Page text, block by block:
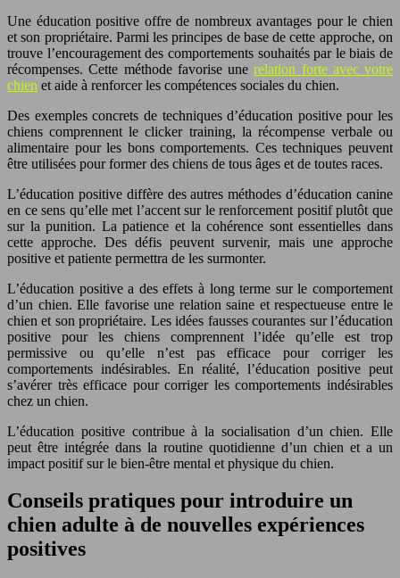
Une éducation positive offre de nombreux avantages pour le chien
et son propriétaire. Parmi les principes de base de cette approche, on
trouve l’encouragement des comportements souhaités par le biais de
récompenses. Cette méthode favorise unerelation forte avec votre
chien et aide à renforcer les compétences sociales du chien.
Des exemples concrets de techniques d’éducation positive pour les
chiens comprennent le clicker training, la récompense verbale ou
alimentaire pour les bons comportements. Ces techniques peuvent
être utilisées pour former des chiens de tous âges et de toutes races.
L’éducation positive diffère des autres méthodes d’éducation canine
en ce sens qu’elle met l’accent sur le renforcement positif plutôt que
sur la punition. La patience et la cohérence sont essentielles dans
cette approche. Des défis peuvent survenir, mais une approche
positive et patiente permettra de les surmonter.
L’éducation positive a des effets à long terme sur le comportement
d’un chien. Elle favorise une relation saine et respectueuse entre le
chien et son propriétaire. Les idées fausses courantes sur l’éducation
positive pour les chiens comprennent l’idée qu’elle est trop
permissive ou qu’elle n’est pas efficace pour corriger les
comportements indésirables. En réalité, l’éducation positive peut
s’avérer très efficace pour corriger les comportements indésirables
chez un chien.
L’éducation positive contribue à la socialisation d’un chien. Elle
peut être intégrée dans la routine quotidienne d’un chien et a un
impact positif sur le bien-être mental et physique du chien.
Conseils pratiques pour introduire un
chien adulte à de nouvelles expériences
positives